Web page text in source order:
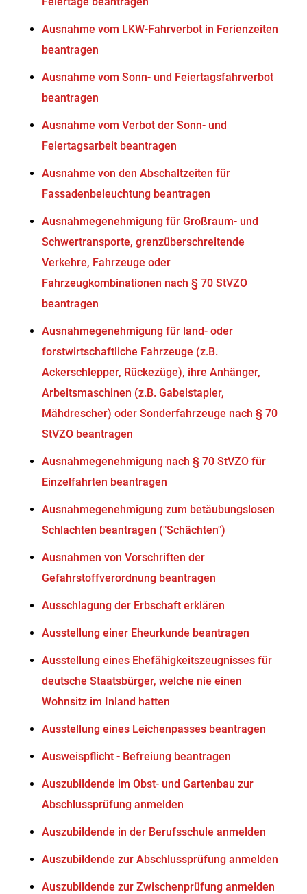
Ausnahme vom LKW-Fahrverbot in Ferienzeiten
beantragen
Ausnahme vom Sonn- und Feiertagsfahrverbot
beantragen
Ausnahme vom Verbot der Sonn- und
Feiertagsarbeit beantragen
Ausnahme von den Abschaltzeiten für
Fassadenbeleuchtung beantragen
Ausnahmegenehmigung für Großraum- und
Schwertransporte, grenzüberschreitende
Verkehre, Fahrzeuge oder
Fahrzeugkombinationen nach § 70 StVZO
beantragen
Ausnahmegenehmigung für land- oder
forstwirtschaftliche Fahrzeuge (z.B.
Ackerschlepper, Rückezüge), ihre Anhänger,
Arbeitsmaschinen (z.B. Gabelstapler,
Mähdrescher) oder Sonderfahrzeuge nach § 70
StVZO beantragen
Ausnahmegenehmigung nach § 70 StVZO für
Einzelfahrten beantragen
Ausnahmegenehmigung zum betäubungslosen
Schlachten beantragen ("Schächten")
Ausnahmen von Vorschriften der
Gefahrstoffverordnung beantragen
Ausschlagung der Erbschaft erklären
Ausstellung einer Eheurkunde beantragen
Ausstellung eines Ehefähigkeitszeugnisses für
deutsche Staatsbürger, welche nie einen
Wohnsitz im Inland hatten
Ausstellung eines Leichenpasses beantragen
Ausweispflicht - Befreiung beantragen
Auszubildende im Obst- und Gartenbau zur
Abschlussprüfung anmelden
Auszubildende in der Berufsschule anmelden
Auszubildende zur Abschlussprüfung anmelden
Auszubildende zur Zwischenprüfung anmelden